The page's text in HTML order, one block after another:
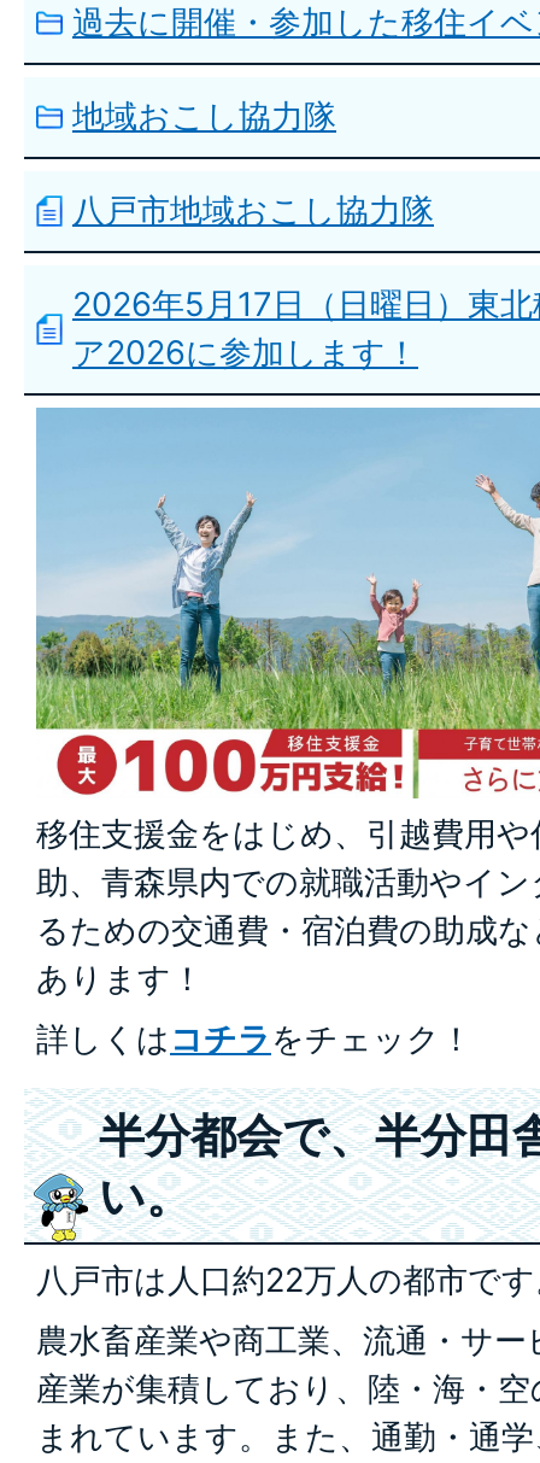
過去に開催・参加した移住イ
地域おこし協力隊
八戸市地域おこし協力隊
2026年5月17日（日曜日）東
ア2026に参加します！
移住支援金をはじめ、引越費用
助、青森県内での就職活動やイ
るための交通費・宿泊費の助成
あります！
詳しくは コチラ をチェック！
半分都会で、半分田
い。
八戸市は人口約22万人の都市で
農水畜産業や商工業、流通・サ
産業が集積しており、陸・海・
まれています。また、通勤・通